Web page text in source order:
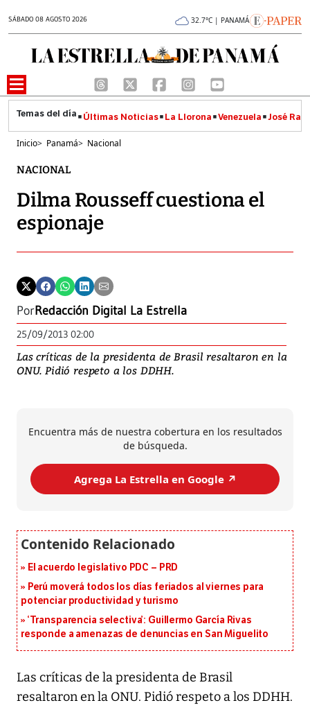
SÁBADO 08 AGOSTO 2026 32.7°C | PANAMÁ
Últimas Noticias La Llorona Venezuela José
Inicio> Panamá> Nacional
NACIONAL
Dilma Rousseff cuestiona el
espionaje
PorRedacción Digital La Estrella
25/09/2013 02:00
Las críticas de la presidenta de Brasil resaltaron en la
ONU. Pidió respeto a los DDHH.
Encuentra más de nuestra cobertura en los resultados
de búsqueda.
Agrega La Estrella en Google ↗️
El acuerdo legislativo PDC – PRD
Perú moverá todos los días feriados al viernes para
potenciar productividad y turismo
‘Transparencia selectiva’: Guillermo García Rivas
responde a amenazas de denuncias en San Miguelito
Las críticas de la presidenta de Brasil
resaltaron en la ONU. Pidió respeto a los DDHH.